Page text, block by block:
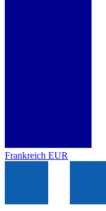
Frankreich EUR